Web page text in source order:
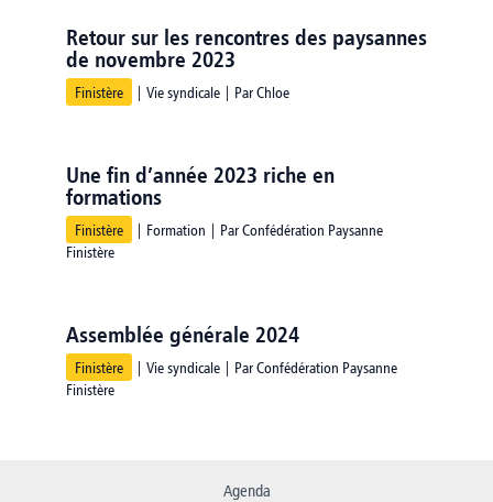
Retour sur les rencontres des paysannes
de novembre 2023
Finistère | Vie syndicale | ParChloe
Une fin d’année 2023 riche en
formations
Finistère | Formation | ParConfédération Paysanne
Finistère
Assemblée générale 2024
Finistère | Vie syndicale | ParConfédération Paysanne
Finistère
Agenda